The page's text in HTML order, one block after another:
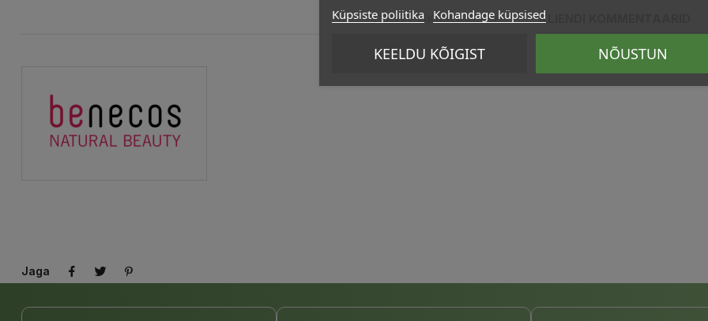
TOOTE ÜKSIKASJAD KLIENDI KOMMENTAARID
Jaga
Küpsiste poliitika Kohandage küpsised
KEELDU KÕIGIST NÕUSTUN